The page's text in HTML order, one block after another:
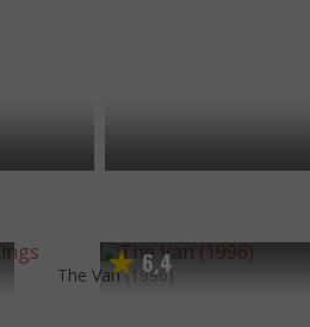
6,4
The Van (1996)